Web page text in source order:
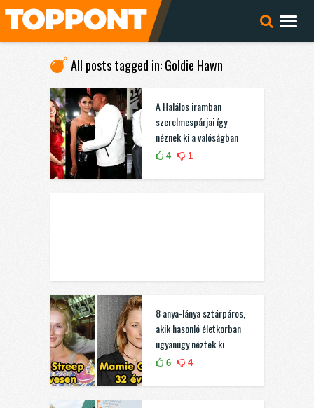
All posts tagged in: Goldie Hawn
A Halálos iramban
szerelmespárjai így
néznek ki a valóságban
4 1
8 anya-lánya sztárpáros,
akik hasonló életkorban
ugyanúgy néztek ki
6 4